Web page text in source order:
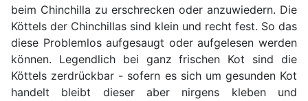
beim Chinchilla zu erschrecken oder anzuwiedern. Die
Köttels der Chinchillas sind klein und recht fest. So das
diese Problemlos aufgesaugt oder aufgelesen werden
können. Legendlich bei ganz frischen Kot sind die
Köttels zerdrückbar - sofern es sich um gesunden Kot
handelt bleibt dieser aber nirgens kleben und